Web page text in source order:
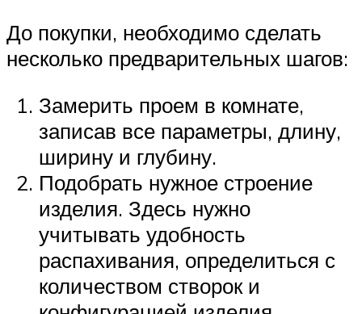
До покупки, необходимо сделать
несколько предварительных шагов:
Замерить проем в комнате,
записав все параметры, длину,
ширину и глубину.
Подобрать нужное строение
изделия. Здесь нужно
учитывать удобность
распахивания, определиться с
количеством створок и